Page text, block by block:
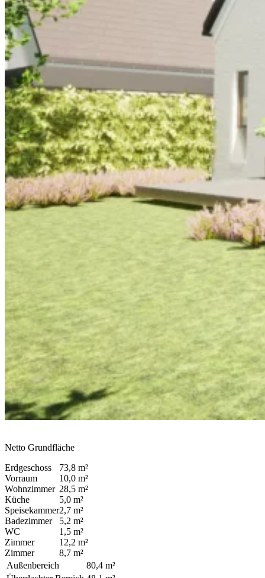
Netto Grundfläche
Erdgeschoss
73,8 m²
Vorraum
10,0 m²
Wohnzimmer 28,5 m²
Küche
5,0 m²
Speisekammer2,7 m²
Badezimmer
5,2 m²
WC
1,5 m²
Zimmer
12,2 m²
Zimmer
8,7 m²
Außenbereich
80,4 m²